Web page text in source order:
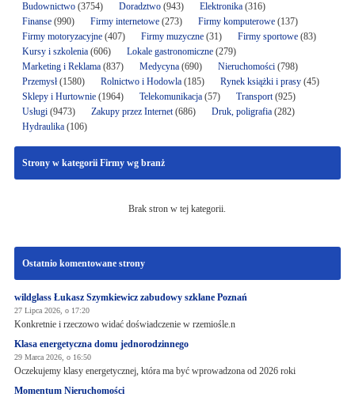
Budownictwo(3754) Doradztwo(943) Elektronika (316)
Finanse(990) Firmy internetowe (273) Firmy komputerowe(137)
Firmy motoryzacyjne(407) Firmy muzyczne(31) Firmy sportowe(83)
Kursy i szkolenia(606) Lokale gastronomiczne(279)
Marketing i Reklama(837) Medycyna(690) Nieruchomości(798)
Przemysł(1580) Rolnictwo i Hodowla(185) Rynek książki i prasy(45)
Sklepy i Hurtownie(1964) Telekomunikacja(57) Transport(925)
Usługi(9473) Zakupy przez Internet(686) Druk, poligrafia(282)
Hydraulika(106)
Strony w kategorii Firmy wg branż
Brak stron w tej kategorii.
Ostatnio komentowane strony
wildglass Łukasz Szymkiewicz zabudowy szklane Poznań
27 Lipca 2026, o 17:20
Konkretnie i rzeczowo widać doświadczenie w rzemiośle.n
Klasa energetyczna domu jednorodzinnego
29 Marca 2026, o 16:50
Oczekujemy klasy energetycznej, która ma być wprowadzona od 2026 roki
Momentum Nieruchomości